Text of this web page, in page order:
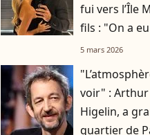
fui vers l’Île
fils : "On a
chance"
5 mars 2026
voir" : Arthur
Higelin, a
quartier de